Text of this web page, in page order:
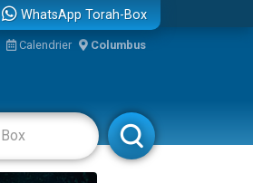
WhatsApp Torah-Box
Calendrier Columbus
Rabbanim